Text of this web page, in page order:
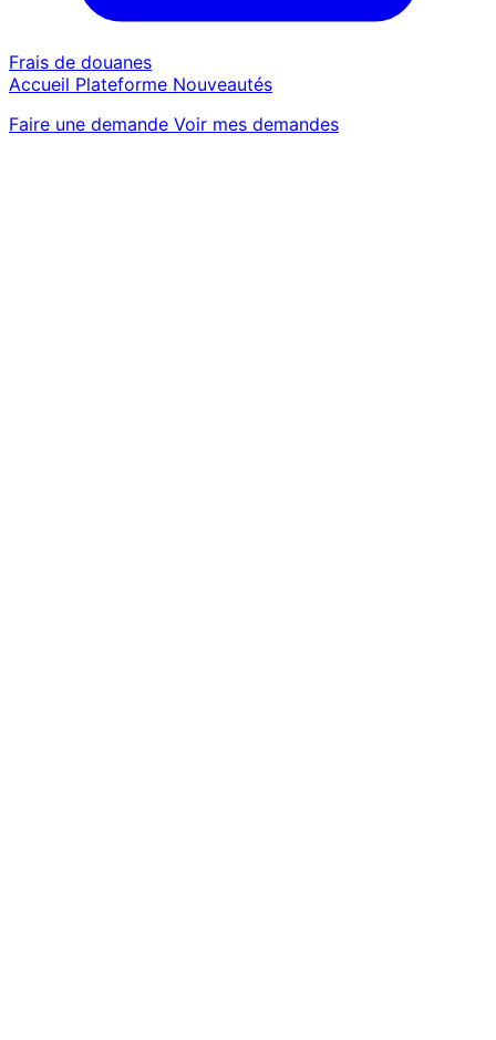
Frais de douanes
Accueil Plateforme Nouveautés
Faire une demande Voir mes demandes